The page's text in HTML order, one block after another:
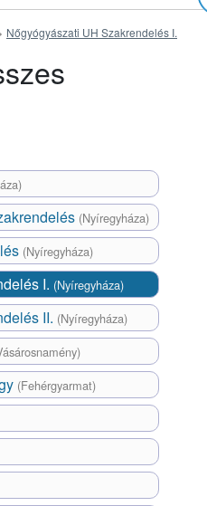
Nőgyógyászati UH Szakrendelés I.
(Nyíregyháza)
(Nyíregyháza)
I. (Nyíregyháza)
II. (Nyíregyháza)
(Fehérgyarmat)